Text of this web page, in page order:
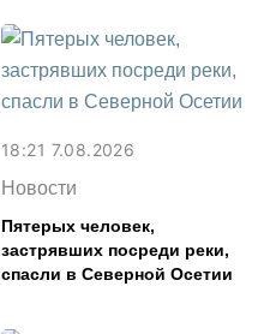
18:21 7.08.2026
Новости
Пятерых человек,
застрявших посреди реки,
спасли в Северной Осетии